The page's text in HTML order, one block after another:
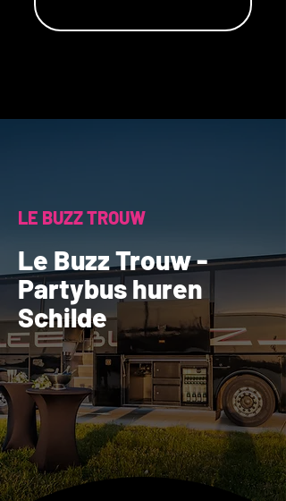
LE BUZZ TROUW
Le Buzz Trouw -
Partybus huren
Schilde